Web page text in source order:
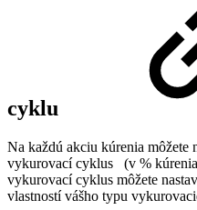
cyklu
Na každú akciu kúrenia môžete
vykurovací cyklus (v %
vykurovací cyklus môžete
vlastností vášho typu